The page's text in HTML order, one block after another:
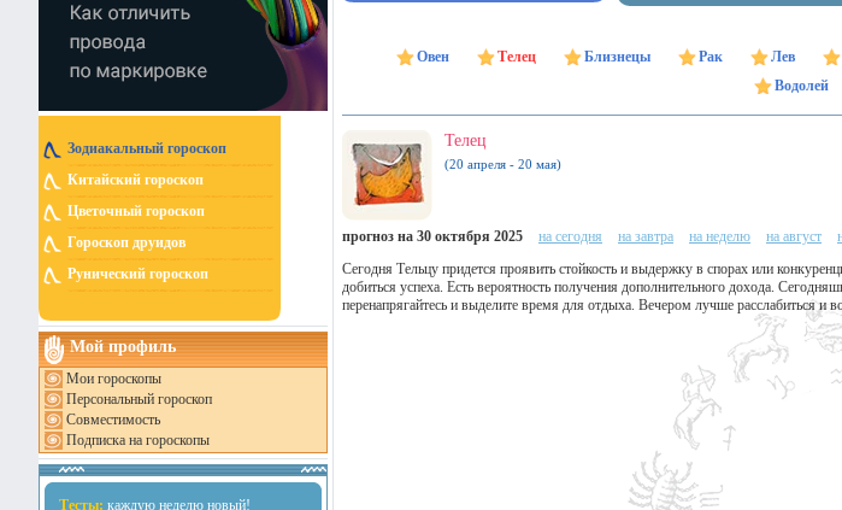
Зодиакальный гороскоп
Китайский гороскоп
Цветочный гороскоп
Гороскоп друидов
Рунический гороскоп
Мой профиль
Мои гороскопы
Персональный гороскоп
Совместимость
Подписка на гороскопы
Тесты: каждую неделю новый!
Овен Телец Близнецы Рак Лев
Водолей
Телец
(20 апреля - 20 мая)
прогноз на 30 октября 2025 на сегодня на завтра на неделю на август
Сегодня Тельцу придется проявить стойкость и выдержку в спорах или
добиться успеха. Есть вероятность получения дополнительного дохода.
перенапрягайтесь и выделите время для отдыха. Вечером лучше расслабиться и